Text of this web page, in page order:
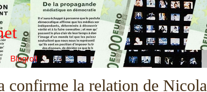
Blogroll
confirme la relation de